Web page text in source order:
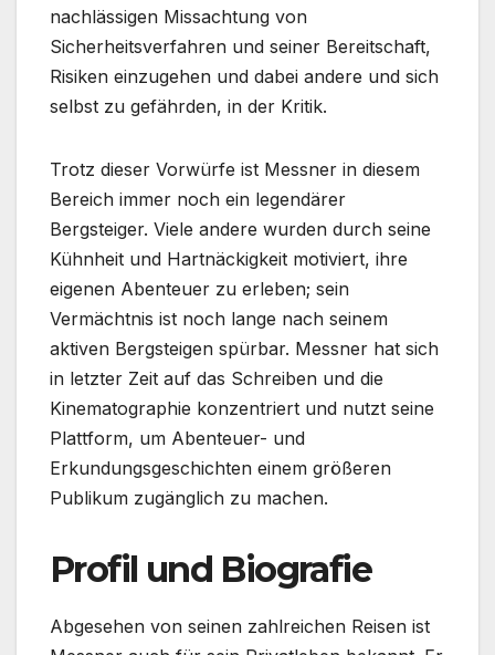
nachlässigen Missachtung von
Sicherheitsverfahren und seiner Bereitschaft,
Risiken einzugehen und dabei andere und sich
selbst zu gefährden, in der Kritik.
Trotz dieser Vorwürfe ist Messner in diesem
Bereich immer noch ein legendärer
Bergsteiger. Viele andere wurden durch seine
Kühnheit und Hartnäckigkeit motiviert, ihre
eigenen Abenteuer zu erleben; sein
Vermächtnis ist noch lange nach seinem
aktiven Bergsteigen spürbar. Messner hat sich
in letzter Zeit auf das Schreiben und die
Kinematographie konzentriert und nutzt seine
Plattform, um Abenteuer- und
Erkundungsgeschichten einem größeren
Publikum zugänglich zu machen.
Profil und Biografie
Abgesehen von seinen zahlreichen Reisen ist